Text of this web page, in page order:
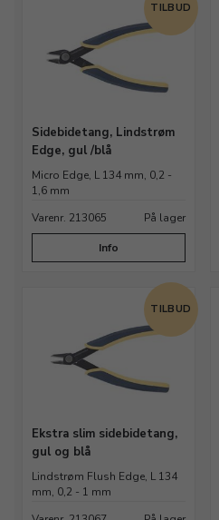
TILBUD
Sidebidetang, Lindstrøm
Edge, gul /blå
Micro Edge, L 134 mm, 0,2 -
1,6 mm
Varenr. 213065
På lager
Info
TILBUD
Ekstra slim sidebidetang,
gul og blå
Lindstrøm Flush Edge, L 134
mm, 0,2 - 1 mm